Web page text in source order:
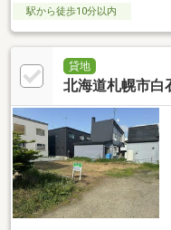
駅から徒歩10分以内
貸地
北海道札幌市白